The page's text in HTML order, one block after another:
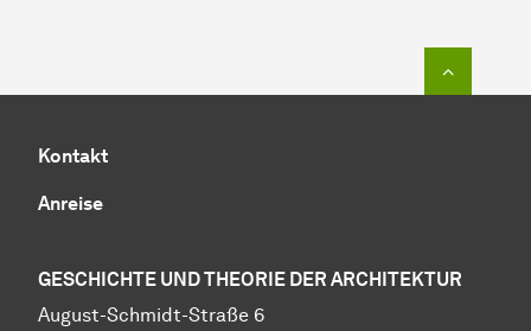
Kontakt
Anreise
GESCHICHTE UND THEORIE DER ARCHITEKTUR
Au­gust-Schmidt-Straße 6